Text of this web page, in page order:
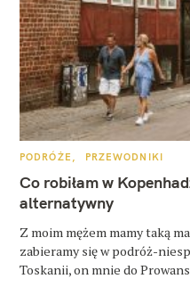
K
T
E
G
O
I
PODRÓŻE PRZEWODNIKI
Co robiłam w
alternatywny
Z moim mężem mamy taką
zabieramy się w podróż-
Toskanii, on mnie do